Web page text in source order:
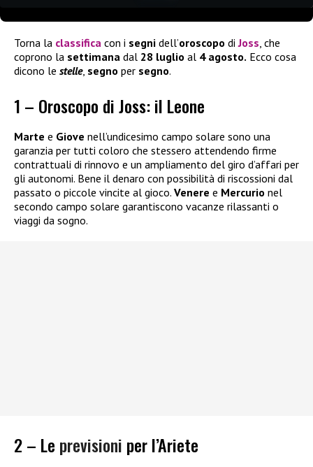
Torna la classifica con i segni dell’oroscopo diJoss , che
coprono la settimana dal 28 luglio al 4 agosto. Ecco cosa
dicono le stelle, segno per segno.
1 – Oroscopo di Joss: il Leone
Marte e Giove nell’undicesimo campo solare sono una
garanzia per tutti coloro che stessero attendendo firme
contrattuali di rinnovo e un ampliamento del giro d’affari per
gli autonomi. Bene il denaro con possibilità di riscossioni dal
passato o piccole vincite al gioco. Venere e Mercurio nel
secondo campo solare garantiscono vacanze rilassanti o
viaggi da sogno.
2 – Le previsioni per l’Ariete